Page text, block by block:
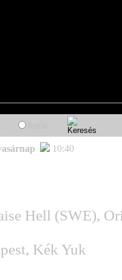
10:40
Hell (SWE),
Kék Yuk